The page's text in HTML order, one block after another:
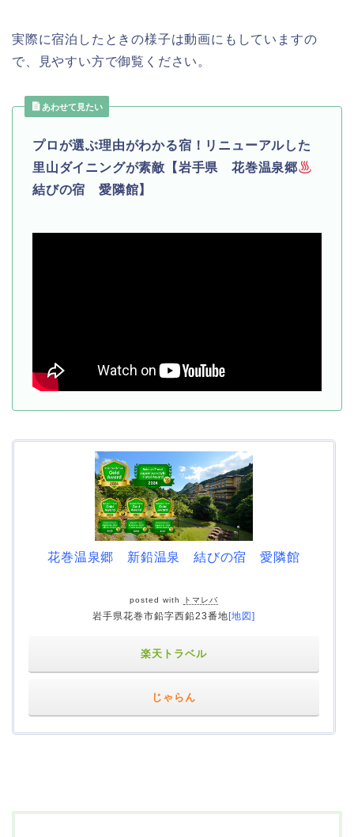
実際に宿泊したときの様子は動画にもしていますの
で、見やすい方で御覧ください。
あわせて見たい
プロが選ぶ理由がわかる宿！リニューアルした
里山ダイニングが素敵【岩手県 花巻温泉郷
結びの宿 愛隣館】
花巻温泉郷 新鉛温泉 結びの宿 愛隣館
posted with トマレバ
岩手県花巻市鉛字西鉛23番地[地図]
楽天トラベル
じゃらん